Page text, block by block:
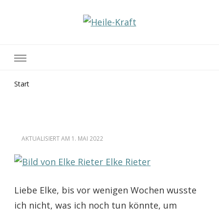
Start
AKTUALISIERT AM 1. MAI 2022
Elke Rieter
Liebe Elke, bis vor wenigen Wochen wusste
ich nicht, was ich noch tun könnte, um